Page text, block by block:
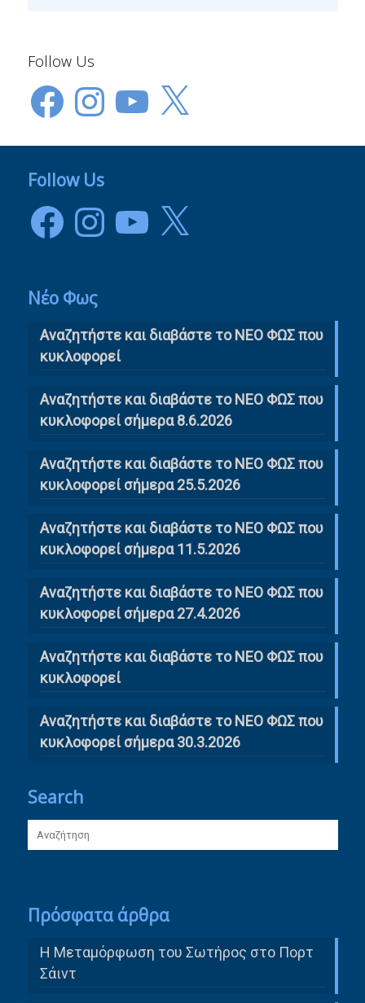
Follow Us
FacebookInstagramYouTube
X
Follow Us
FacebookInstagramYouTube
X
Νέο Φως
Αναζητήστε και διαβάστε το NΕΟ ΦΩΣ που
κυκλοφορεί
Αναζητήστε και διαβάστε το ΝΕΟ ΦΩΣ που
κυκλοφορεί σήμερα 8.6.2026
Αναζητήστε και διαβάστε το ΝΕΟ ΦΩΣ που
κυκλοφορεί σήμερα 25.5.2026
Αναζητήστε και διαβάστε το ΝΕΟ ΦΩΣ που
κυκλοφορεί σήμερα 11.5.2026
Αναζητήστε και διαβάστε το ΝΕΟ ΦΩΣ που
κυκλοφορεί σήμερα 27.4.2026
Αναζητήστε και διαβάστε το ΝΕΟ ΦΩΣ που
κυκλοφορεί
Αναζητήστε και διαβάστε το ΝΕΟ ΦΩΣ που
κυκλοφορεί σήμερα 30.3.2026
Search
Πρόσφατα άρθρα
Η Μεταμόρφωση του Σωτήρος στο Πορτ
Σάιντ